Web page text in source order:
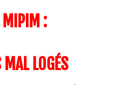
MIPIM :
MAL LOGÉS